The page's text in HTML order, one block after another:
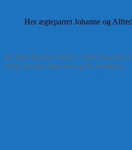
Her ægteparret Johanne og
Her Keld Martins orkester i 1966 bestod af
Tilsig, Karsten Jørgensen og Per Vandkrog